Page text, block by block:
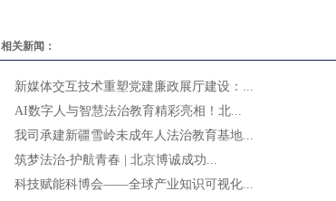
相关新闻：
新媒体交互技术重塑党建廉政展厅建设：...
AI数字人与智慧法治教育精彩亮相！北...
我司承建新疆雪岭未成年人法治教育基地...
筑梦法治-护航青春 | 北京博诚成功...
科技赋能科博会——全球产业知识可视化...